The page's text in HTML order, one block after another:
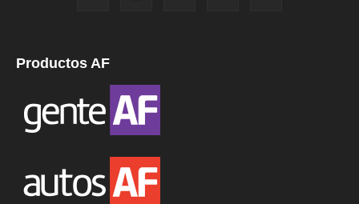
Productos AF